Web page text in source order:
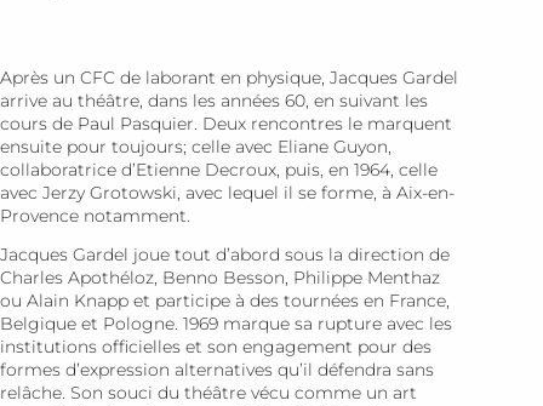
Après un CFC de laborant en physique, Jacques Gardel
arrive au théâtre, dans les années 60, en suivant les
cours de Paul Pasquier. Deux rencontres le marquent
ensuite pour toujours; celle avec Eliane Guyon,
collaboratrice d’Etienne Decroux, puis, en 1964, celle
avec Jerzy Grotowski, avec lequel il se forme, à Aix-en-
Provence notamment.
Jacques Gardel joue tout d’abord sous la direction de
Charles Apothéloz, Benno Besson, Philippe Menthaz
ou Alain Knapp et participe à des tournées en France,
Belgique et Pologne. 1969 marque sa rupture avec les
institutions officielles et son engagement pour des
formes d’expression alternatives qu’il défendra sans
relâche. Son souci du théâtre vécu comme un art